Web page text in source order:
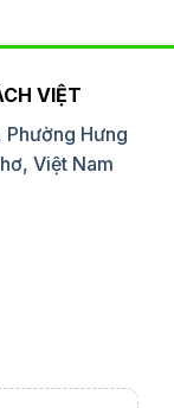
VIỆT
Hưng
Việt Nam